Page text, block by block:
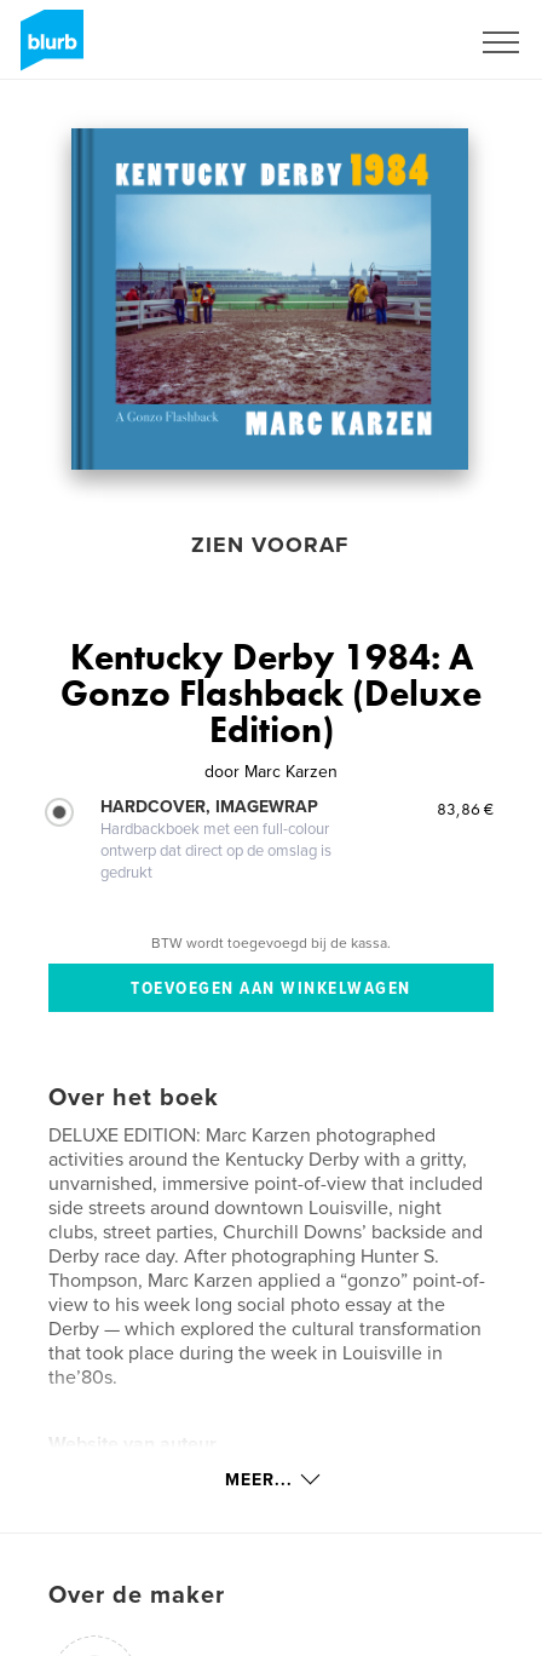
ZIEN VOORAF
Kentucky Derby 1984: A
Gonzo Flashback (Deluxe
Edition)
door Marc Karzen
HARDCOVER, IMAGEWRAP
Hardbackboek met een full-colour
ontwerp dat direct op de omslag is
gedrukt
83,86 €
BTW wordt toegevoegd bij de kassa.
Over het boek
DELUXE EDITION: Marc Karzen photographed
activities around the Kentucky Derby with a gritty,
unvarnished, immersive point-of-view that included
side streets around downtown Louisville, night
clubs, street parties, Churchill Downs’ backside and
Derby race day. After photographing Hunter S.
Thompson, Marc Karzen applied a “gonzo” point-of-
view to his week long social photo essay at the
Derby — which explored the cultural transformation
that took place during the week in Louisville in
the’80s.
Website van auteur
https://www.karzen.com
Hoofdcategorie: Kunst & Fotografie
Aanvullende categorieën
MEER...
Over de maker